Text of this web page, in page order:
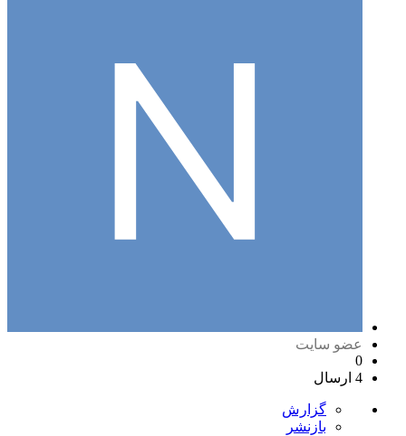
عضو سایت
0
4 ارسال
گزارش
بازنشر